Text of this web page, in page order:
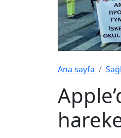
Ana sayfa